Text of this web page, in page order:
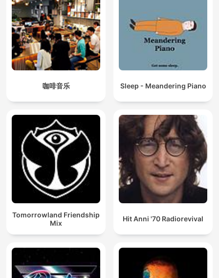
咖啡音乐 Sleep - Meandering Piano
Tomorrowland Friendship
Mix
Hit Anni '70 Radiorevival